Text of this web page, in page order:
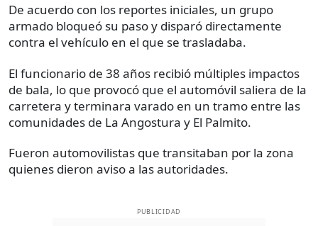
De acuerdo con los reportes iniciales, un grupo
armado bloqueó su paso y disparó directamente
contra el vehículo en el que se trasladaba.
El funcionario de 38 años recibió múltiples impactos
de bala, lo que provocó que el automóvil saliera de la
carretera y terminara varado en un tramo entre las
comunidades de La Angostura y El Palmito.
Fueron automovilistas que transitaban por la zona
quienes dieron aviso a las autoridades.
PUBLICIDAD